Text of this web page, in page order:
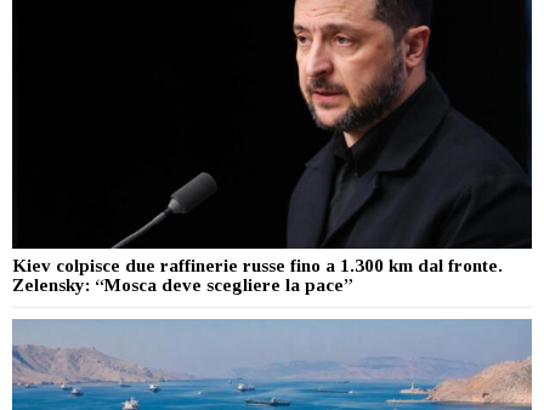
Kiev colpisce due raffinerie russe fino a 1.300 km dal fronte.
Zelensky: “Mosca deve scegliere la pace”